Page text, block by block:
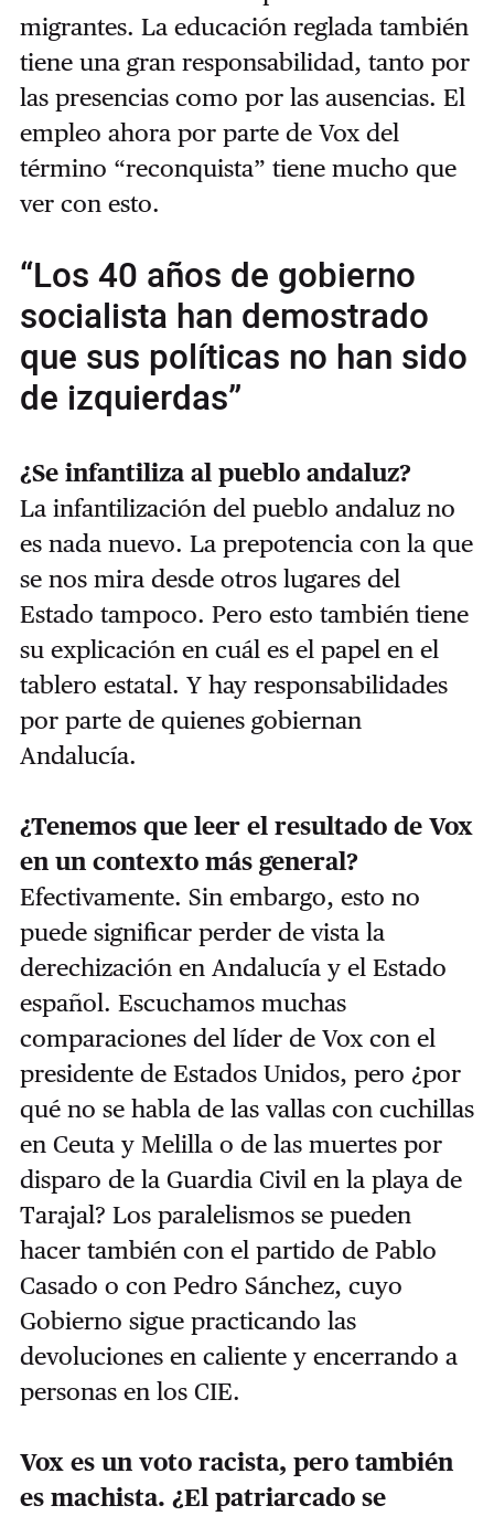
migrantes. La educación reglada también
tiene una gran responsabilidad, tanto por
las presencias como por las ausencias. El
empleo ahora por parte de Vox del
término “reconquista” tiene mucho que
ver con esto.
“Los 40 años de gobierno
socialista han demostrado
que sus políticas no han sido
de izquierdas”
¿Se infantiliza al pueblo andaluz?
La infantilización del pueblo andaluz no
es nada nuevo. La prepotencia con la que
se nos mira desde otros lugares del
Estado tampoco. Pero esto también tiene
su explicación en cuál es el papel en el
tablero estatal. Y hay responsabilidades
por parte de quienes gobiernan
Andalucía.
¿Tenemos que leer el resultado de Vox
en un contexto más general?
Efectivamente. Sin embargo, esto no
puede significar perder de vista la
derechización en Andalucía y el Estado
español. Escuchamos muchas
comparaciones del líder de Vox con el
presidente de Estados Unidos, pero ¿por
qué no se habla de las vallas con cuchillas
en Ceuta y Melilla o de las muertes por
disparo de la Guardia Civil en la playa de
Tarajal? Los paralelismos se pueden
hacer también con el partido de Pablo
Casado o con Pedro Sánchez, cuyo
Gobierno sigue practicando las
devoluciones en caliente y encerrando a
personas en los CIE.
Vox es un voto racista, pero también
es machista. ¿El patriarcado se